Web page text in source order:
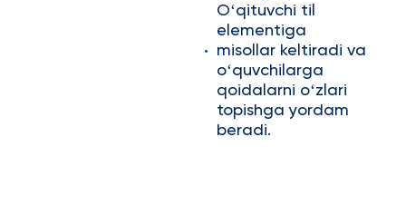
Oʻqituvchi til
elementiga
misollar keltiradi va
oʻquvchilarga
qoidalarni oʻzlari
topishga yordam
beradi.